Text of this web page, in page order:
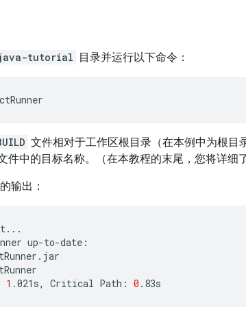
tutorial 目录并运行以下命令：
文件相对于工作区根目录（在本例中为根目
件中的目标名称。（在本教程的末尾，您将详细
输出：
1 .021s, Critical Path: 0